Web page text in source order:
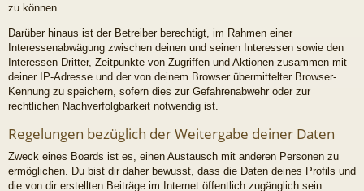
zu können.
Darüber hinaus ist der Betreiber berechtigt, im Rahmen einer
Interessenabwägung zwischen deinen und seinen Interessen sowie den
Interessen Dritter, Zeitpunkte von Zugriffen und Aktionen zusammen mit
deiner IP-Adresse und der von deinem Browser übermittelter Browser-
Kennung zu speichern, sofern dies zur Gefahrenabwehr oder zur
rechtlichen Nachverfolgbarkeit notwendig ist.
Regelungen bezüglich der Weitergabe deiner Daten
Zweck eines Boards ist es, einen Austausch mit anderen Personen zu
ermöglichen. Du bist dir daher bewusst, dass die Daten deines Profils und
die von dir erstellten Beiträge im Internet öffentlich zugänglich sein